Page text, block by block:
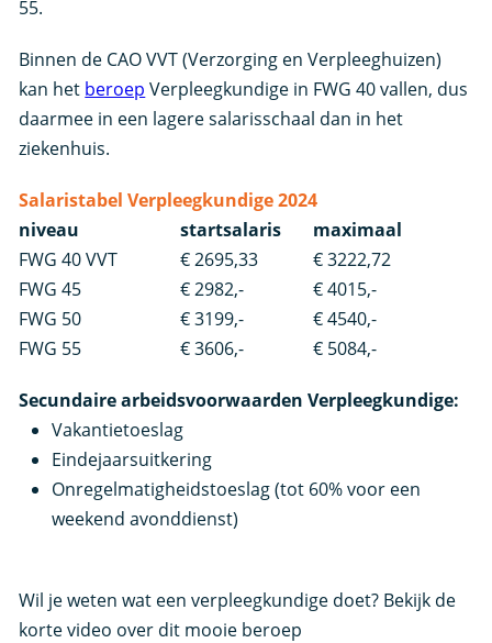
55.
Binnen de CAO VVT (Verzorging en Verpleeghuizen)
kan het beroep Verpleegkundige in FWG 40 vallen, dus
daarmee in een lagere salarisschaal dan in het
ziekenhuis.
Salaristabel Verpleegkundige 2024
niveau
startsalaris
maximaal
FWG 40 VVT
€ 2695,33
€ 3222,72
FWG 45
€ 2982,-
€ 4015,-
FWG 50
€ 3199,-
€ 4540,-
FWG 55
€ 3606,- € 5084,-
Secundaire arbeidsvoorwaarden Verpleegkundige:
Vakantietoeslag
Eindejaarsuitkering
Onregelmatigheidstoeslag (tot 60% voor een
weekend avonddienst)
Wil je weten wat een verpleegkundige doet? Bekijk de
korte video over dit mooie beroep